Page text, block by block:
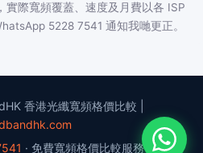
實際寬頻覆蓋、速度及月費以各 ISP
5228 7541 通知我哋更正。
香港光纖寬頻格價比較 |
· 免費寬頻格價比較服務